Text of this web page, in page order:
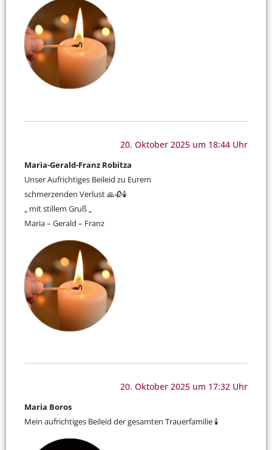
20. Oktober 2025 um 18:44 Uhr
Maria-Gerald-Franz Robitza
Unser Aufrichtiges Beileid zu Eurem
schmerzenden Verlust 🙏🥀🕯️
„ mit stillem Gruß „
Maria – Gerald – Franz
20. Oktober 2025 um 17:32 Uhr
Maria Boros
Mein aufrichtiges Beileid der gesamten Trauerfamilie 🕯